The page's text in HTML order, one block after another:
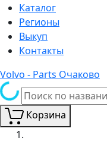
Каталог
Регионы
Выкуп
Контакты
Volvo - Parts Очаково
Корзина